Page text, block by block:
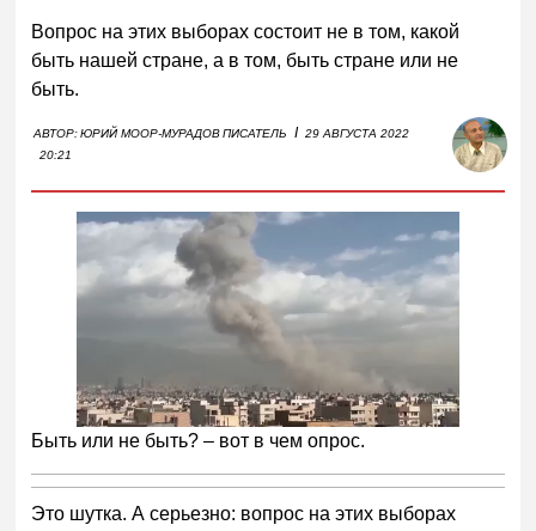
Вопрос на этих выборах состоит не в том, какой
быть нашей стране, а в том, быть стране или не
быть.
АВТОР:ЮРИЙ МООР-МУРАДОВПИСАТЕЛЬ I 29 АВГУСТА 2022
20:21
Быть или не быть? – вот в чем опрос.
Это шутка. А серьезно: вопрос на этих выборах